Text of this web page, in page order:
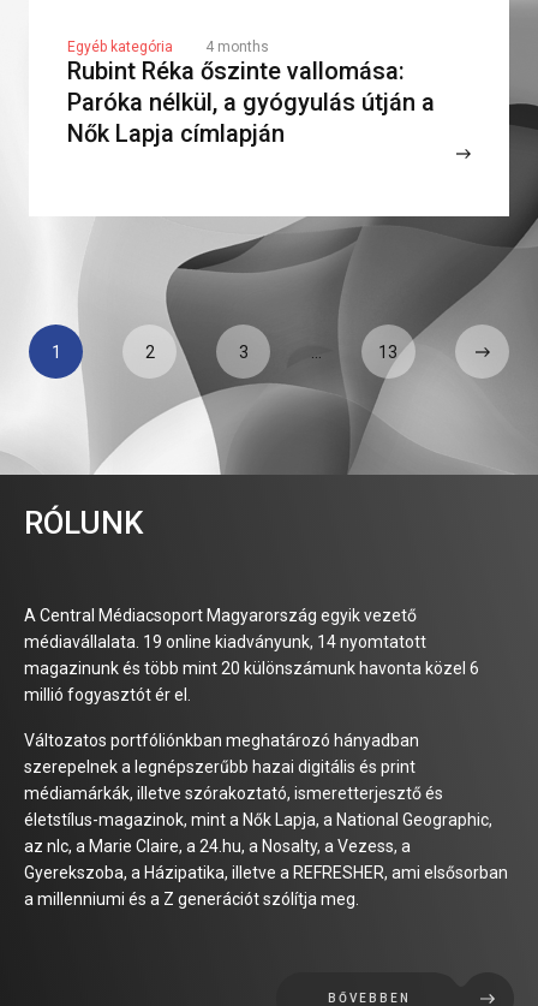
Egyéb kategória 4 months
Rubint Réka őszinte vallomása:
Paróka nélkül, a gyógyulás útján a
Nők Lapja címlapján
1 2 3 13
RÓLUNK
A Central Médiacsoport Magyarország egyik vezető
médiavállalata. 19 online kiadványunk, 14 nyomtatott
magazinunk és több mint 20 különszámunk havonta közel 6
millió fogyasztót ér el.
Változatos portfóliónkban meghatározó hányadban
szerepelnek a legnépszerűbb hazai digitális és print
médiamárkák, illetve szórakoztató, ismeretterjesztő és
életstílus-magazinok, mint a Nők Lapja, a National Geographic,
az nlc, a Marie Claire, a 24.hu, a Nosalty, a Vezess, a
Gyerekszoba, a Házipatika, illetve a REFRESHER, ami elsősorban
a millenniumi és a Z generációt szólítja meg.
BŐVEBBEN